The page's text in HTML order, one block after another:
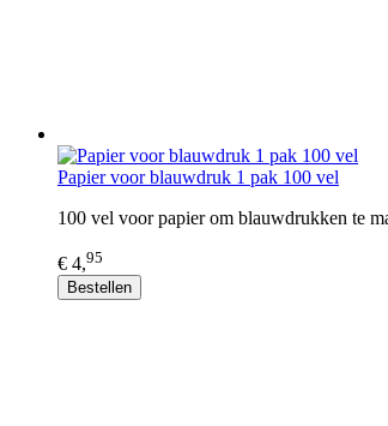
Papier voor blauwdruk 1 pak 100 vel
100 vel voor papier om blauwdrukken te
€ 4,95
Bestellen